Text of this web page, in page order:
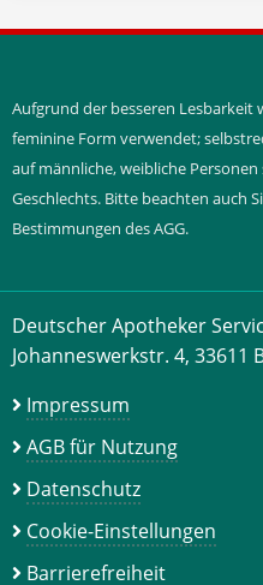
Aufgrund der besseren
feminine Form verwendet;
auf männliche, weibliche
Geschlechts. Bitte beachten auch
Bestimmungen des AGG.
Deutscher Apotheker
Johanneswerkstr. 4, 33611
Impressum
AGB für Nutzung
Datenschutz
Cookie-Einstellungen
Barrierefreiheit